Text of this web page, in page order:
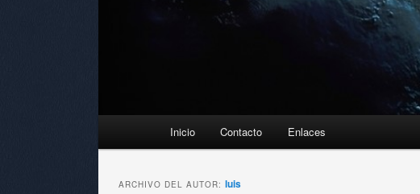
Ir al contenido principal
Ir al contenido secundario
Inicio Contacto Enlaces
ARCHIVO DEL AUTOR: luis